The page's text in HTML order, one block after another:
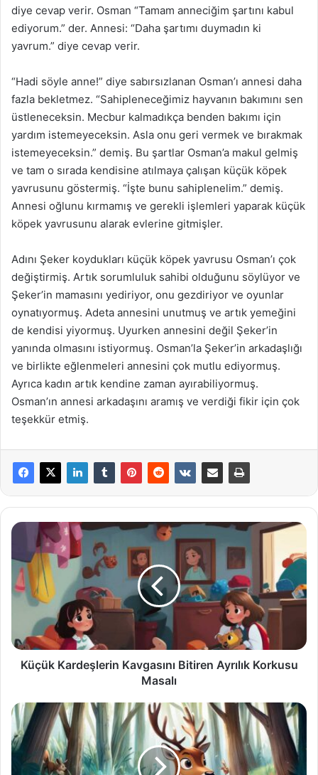
diye cevap verir. Osman “Tamam anneciğim şartını kabul
ediyorum.” der. Annesi: “Daha şartımı duymadın ki
yavrum.” diye cevap verir.
“Hadi söyle anne!” diye sabırsızlanan Osman’ı annesi daha
fazla bekletmez. “Sahipleneceğimiz hayvanın bakımını sen
üstleneceksin. Mecbur kalmadıkça benden bakımı için
yardım istemeyeceksin. Asla onu geri vermek ve bırakmak
istemeyeceksin.” demiş. Bu şartlar Osman’a makul gelmiş
ve tam o sırada kendisine atılmaya çalışan küçük köpek
yavrusunu göstermiş. “İşte bunu sahiplenelim.” demiş.
Annesi oğlunu kırmamış ve gerekli işlemleri yaparak küçük
köpek yavrusunu alarak evlerine gitmişler.
Adını Şeker koydukları küçük köpek yavrusu Osman’ı çok
değiştirmiş. Artık sorumluluk sahibi olduğunu söylüyor ve
Şeker’in mamasını yediriyor, onu gezdiriyor ve oyunlar
oynatıyormuş. Adeta annesini unutmuş ve artık yemeğini
de kendisi yiyormuş. Uyurken annesini değil Şeker’in
yanında olmasını istiyormuş. Osman’la Şeker’in arkadaşlığı
ve birlikte eğlenmeleri annesini çok mutlu ediyormuş.
Ayrıca kadın artık kendine zaman ayırabiliyormuş.
Osman’ın annesi arkadaşını aramış ve verdiği fikir için çok
teşekkür etmiş.
Küçük
Kardeşlerin
Kavgasını
Bitiren
Ayrılık
Korkusu
Küçük Kardeşlerin Kavgasını Bitiren Ayrılık Korkusu
Masalı
Sevimli
Ceylan
Avcının
Kalbini
Fethediyor